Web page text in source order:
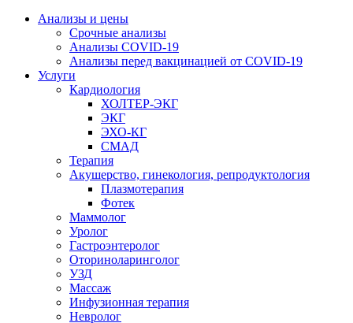
Анализы и цены
Срочные анализы
Анализы COVID-19
Анализы перед вакцинацией от COVID-19
Услуги
Кардиология
ХОЛТЕР-ЭКГ
ЭКГ
ЭХО-КГ
СМАД
Терапия
Акушерство, гинекология, репродуктология
Плазмотерапия
Фотек
Маммолог
Уролог
Гастроэнтеролог
Оториноларинголог
УЗД
Массаж
Инфузионная терапия
Невролог